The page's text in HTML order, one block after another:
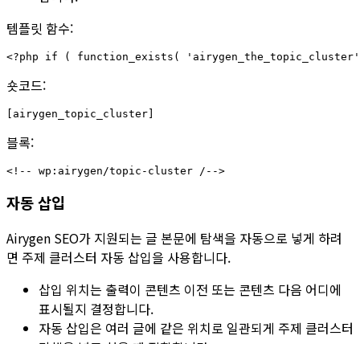
템플릿 함수:
숏코드:
블록:
자동 삽입
Airygen SEO가 지원되는 글 본문에 탐색을 자동으로 넣게 하려
면 주제 클러스터 자동 삽입을 사용합니다.
삽입 위치는 출력이 콘텐츠 이전 또는 콘텐츠 다음 어디에
표시될지 결정합니다.
자동 삽입은 여러 글에 같은 위치로 일관되게 주제 클러스터